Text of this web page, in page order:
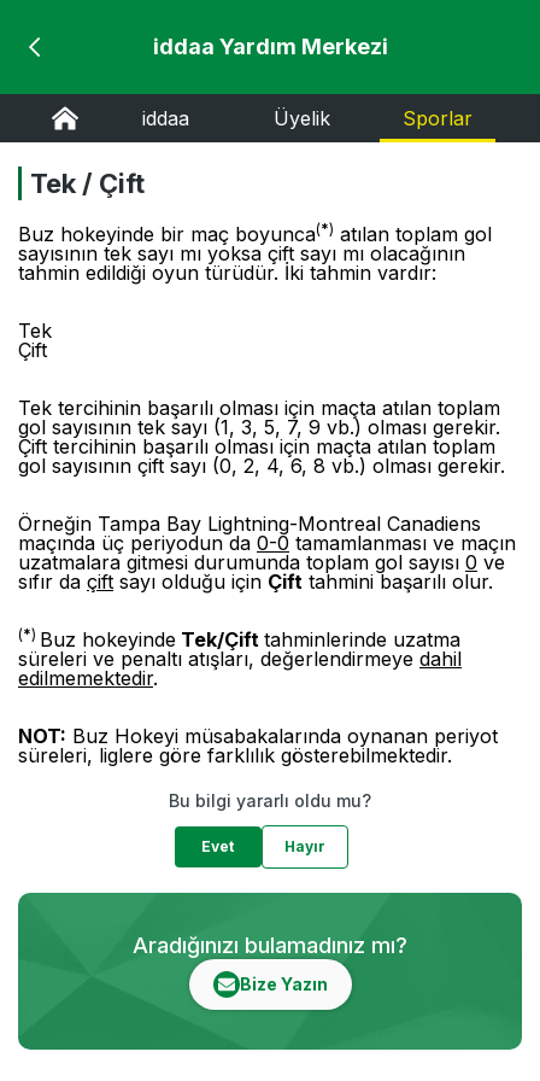
iddaa Yardım Merkezi
iddaa Üyelik Sporlar
Tek / Çift
Buz hokeyinde bir maç boyunca(*) atılan toplam gol
sayısının tek sayı mı yoksa çift sayı mı olacağının
tahmin edildiği oyun türüdür. İki tahmin vardır:
Tek
Çift
Tek tercihinin başarılı olması için maçta atılan toplam
gol sayısının tek sayı (1, 3, 5, 7, 9 vb.) olması gerekir.
Çift tercihinin başarılı olması için maçta atılan toplam
gol sayısının çift sayı (0, 2, 4, 6, 8 vb.) olması gerekir.
Örneğin Tampa Bay Lightning-Montreal Canadiens
maçında üç periyodun da 0-0 tamamlanması ve maçın
uzatmalara gitmesi durumunda toplam gol sayısı 0 ve
sıfır da çift sayı olduğu için Çift tahmini başarılı olur.
(*) Buz hokeyinde Tek/Çift tahminlerinde uzatma
süreleri ve penaltı atışları, değerlendirmeye dahil
edilmemektedir.
NOT: Buz Hokeyi müsabakalarında oynanan periyot
süreleri, liglere göre farklılık gösterebilmektedir.
Bu bilgi yararlı oldu mu?
Evet Hayır
Aradığınızı bulamadınız mı?
Bize Yazın